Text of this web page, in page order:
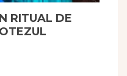
RITUAL DE